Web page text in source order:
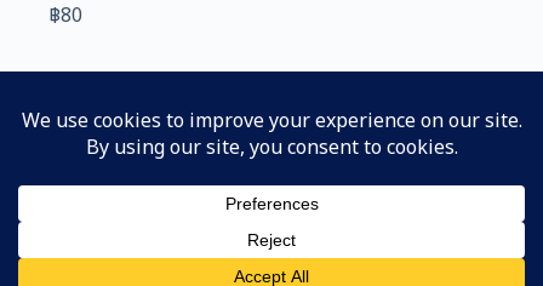
฿80
PREV NEXT